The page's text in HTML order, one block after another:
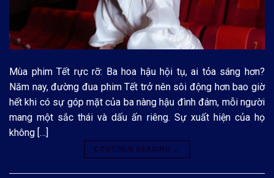
Mùa phim Tết rực rỡ: Ba hoa hậu hội tụ, ai tỏa sáng hơn?
Năm nay, đường đua phim Tết trở nên sôi động hơn bao giờ
hết khi có sự góp mặt của ba nàng hậu đình đám, mỗi người
mang một sắc thái và dấu ấn riêng. Sự xuất hiện của họ
không […]
CONTINUE READING →